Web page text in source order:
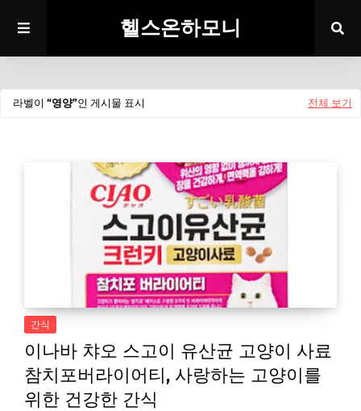
헬스온하모니
라벨이 영양 인 게시물 표시 전체 보기
간식
이나바 챠오 스고이 유산균 고양이 사료
참치포버라이어티, 사랑하는 고양이를
위한 건강한 간식